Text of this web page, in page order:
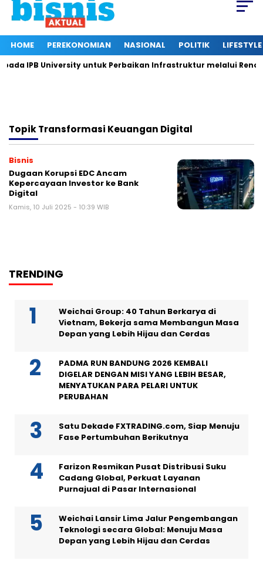
HOME PEREKONOMIAN NASIONAL POLITIK LIFESTYLE
IPB University untuk Perbaikan Infrastruktur melalui
TopikTransformasi Keuangan Digital
Bisnis
Dugaan Korupsi EDC Ancam
Kepercayaan Investor ke Bank
Digital
Kamis, 10 Juli 2025 - 10:39 WIB
TRENDING
Weichai Group: 40 Tahun Berkarya di
Vietnam, Bekerja sama Membangun Masa
Depan yang Lebih Hijau dan Cerdas
PADMA RUN BANDUNG 2026 KEMBALI
DIGELAR DENGAN MISI YANG LEBIH BESAR,
MENYATUKAN PARA PELARI UNTUK
PERUBAHAN
Satu Dekade FXTRADING.com, Siap Menuju
Fase Pertumbuhan Berikutnya
Farizon Resmikan Pusat Distribusi Suku
Cadang Global, Perkuat Layanan
Purnajual di Pasar Internasional
Weichai Lansir Lima Jalur Pengembangan
Teknologi secara Global: Menuju Masa
Depan yang Lebih Hijau dan Cerdas